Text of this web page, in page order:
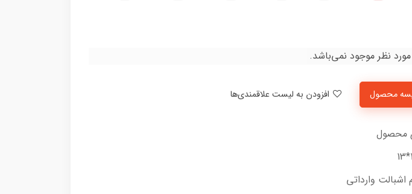
نظر موجود نمی‌باشد.
محصول
محصول
وارداتی